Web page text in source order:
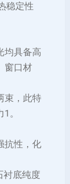
稳定性
均具备高
窗口材
束，此特
。
抗性，化
衬底纯度